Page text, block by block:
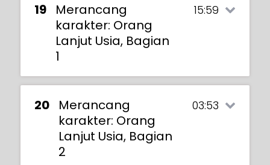
19
Merancang
karakter: Orang
Lanjut Usia, Bagian
1
15:59
20
Merancang
karakter: Orang
Lanjut Usia, Bagian
2
03:53